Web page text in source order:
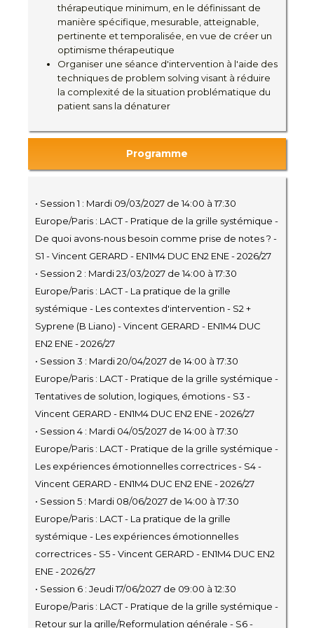
thérapeutique minimum, en le définissant de
manière spécifique, mesurable, atteignable,
pertinente et temporalisée, en vue de créer un
optimisme thérapeutique
Organiser une séance d'intervention à l'aide des
techniques de problem solving visant à réduire
la complexité de la situation problématique du
patient sans la dénaturer
Programme
• Session 1 : Mardi 09/03/2027 de 14:00 à 17:30
Europe/Paris : LACT - Pratique de la grille systémique -
De quoi avons-nous besoin comme prise de notes ? -
S1 - Vincent GERARD - EN1M4 DUC EN2 ENE - 2026/27
• Session 2 : Mardi 23/03/2027 de 14:00 à 17:30
Europe/Paris : LACT - La pratique de la grille
systémique - Les contextes d'intervention - S2 +
Syprene (B Liano) - Vincent GERARD - EN1M4 DUC
EN2 ENE - 2026/27
• Session 3 : Mardi 20/04/2027 de 14:00 à 17:30
Europe/Paris : LACT - Pratique de la grille systémique -
Tentatives de solution, logiques, émotions - S3 -
Vincent GERARD - EN1M4 DUC EN2 ENE - 2026/27
• Session 4 : Mardi 04/05/2027 de 14:00 à 17:30
Europe/Paris : LACT - Pratique de la grille systémique -
Les expériences émotionnelles correctrices - S4 -
Vincent GERARD - EN1M4 DUC EN2 ENE - 2026/27
• Session 5 : Mardi 08/06/2027 de 14:00 à 17:30
Europe/Paris : LACT - La pratique de la grille
systémique - Les expériences émotionnelles
correctrices - S5 - Vincent GERARD - EN1M4 DUC EN2
ENE - 2026/27
• Session 6 : Jeudi 17/06/2027 de 09:00 à 12:30
Europe/Paris : LACT - Pratique de la grille systémique -
Retour sur la grille/Reformulation générale - S6 -